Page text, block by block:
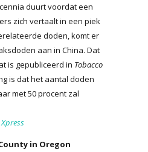
duurt voordat een
zich vertaalt in een piek
doden, komt er
aan in China. Dat
is gepubliceerd in Tobacco
is dat het aantal doden
met 50 procent zal
in Oregon